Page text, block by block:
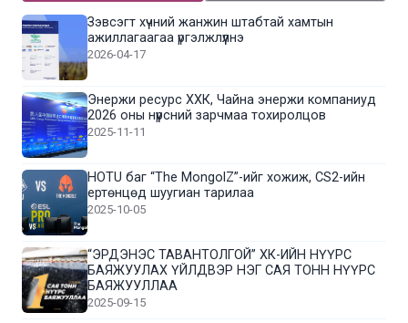
Зэвсэгт хүчний жанжин штабтай хамтын
ажиллагаагаа үргэлжлүүлнэ
2026-04-17
Энержи ресурс ХХК, Чайна энержи компаниуд
2026 оны нүүрсний зарчмаа тохиролцов
2025-11-11
HOTU баг “The MongolZ”-ийг хожиж, CS2-ийн
ертөнцөд шуугиан тарилаа
2025-10-05
“ЭРДЭНЭС ТАВАНТОЛГОЙ” ХК-ИЙН НҮҮРС
БАЯЖУУЛАХ ҮЙЛДВЭР НЭГ САЯ ТОНН НҮҮРС
БАЯЖУУЛЛАА
2025-09-15